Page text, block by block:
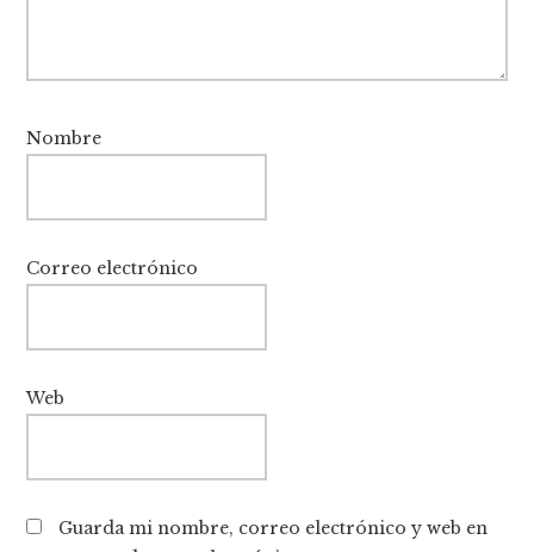
Nombre
Correo electrónico
Web
Guarda mi nombre, correo electrónico y web en